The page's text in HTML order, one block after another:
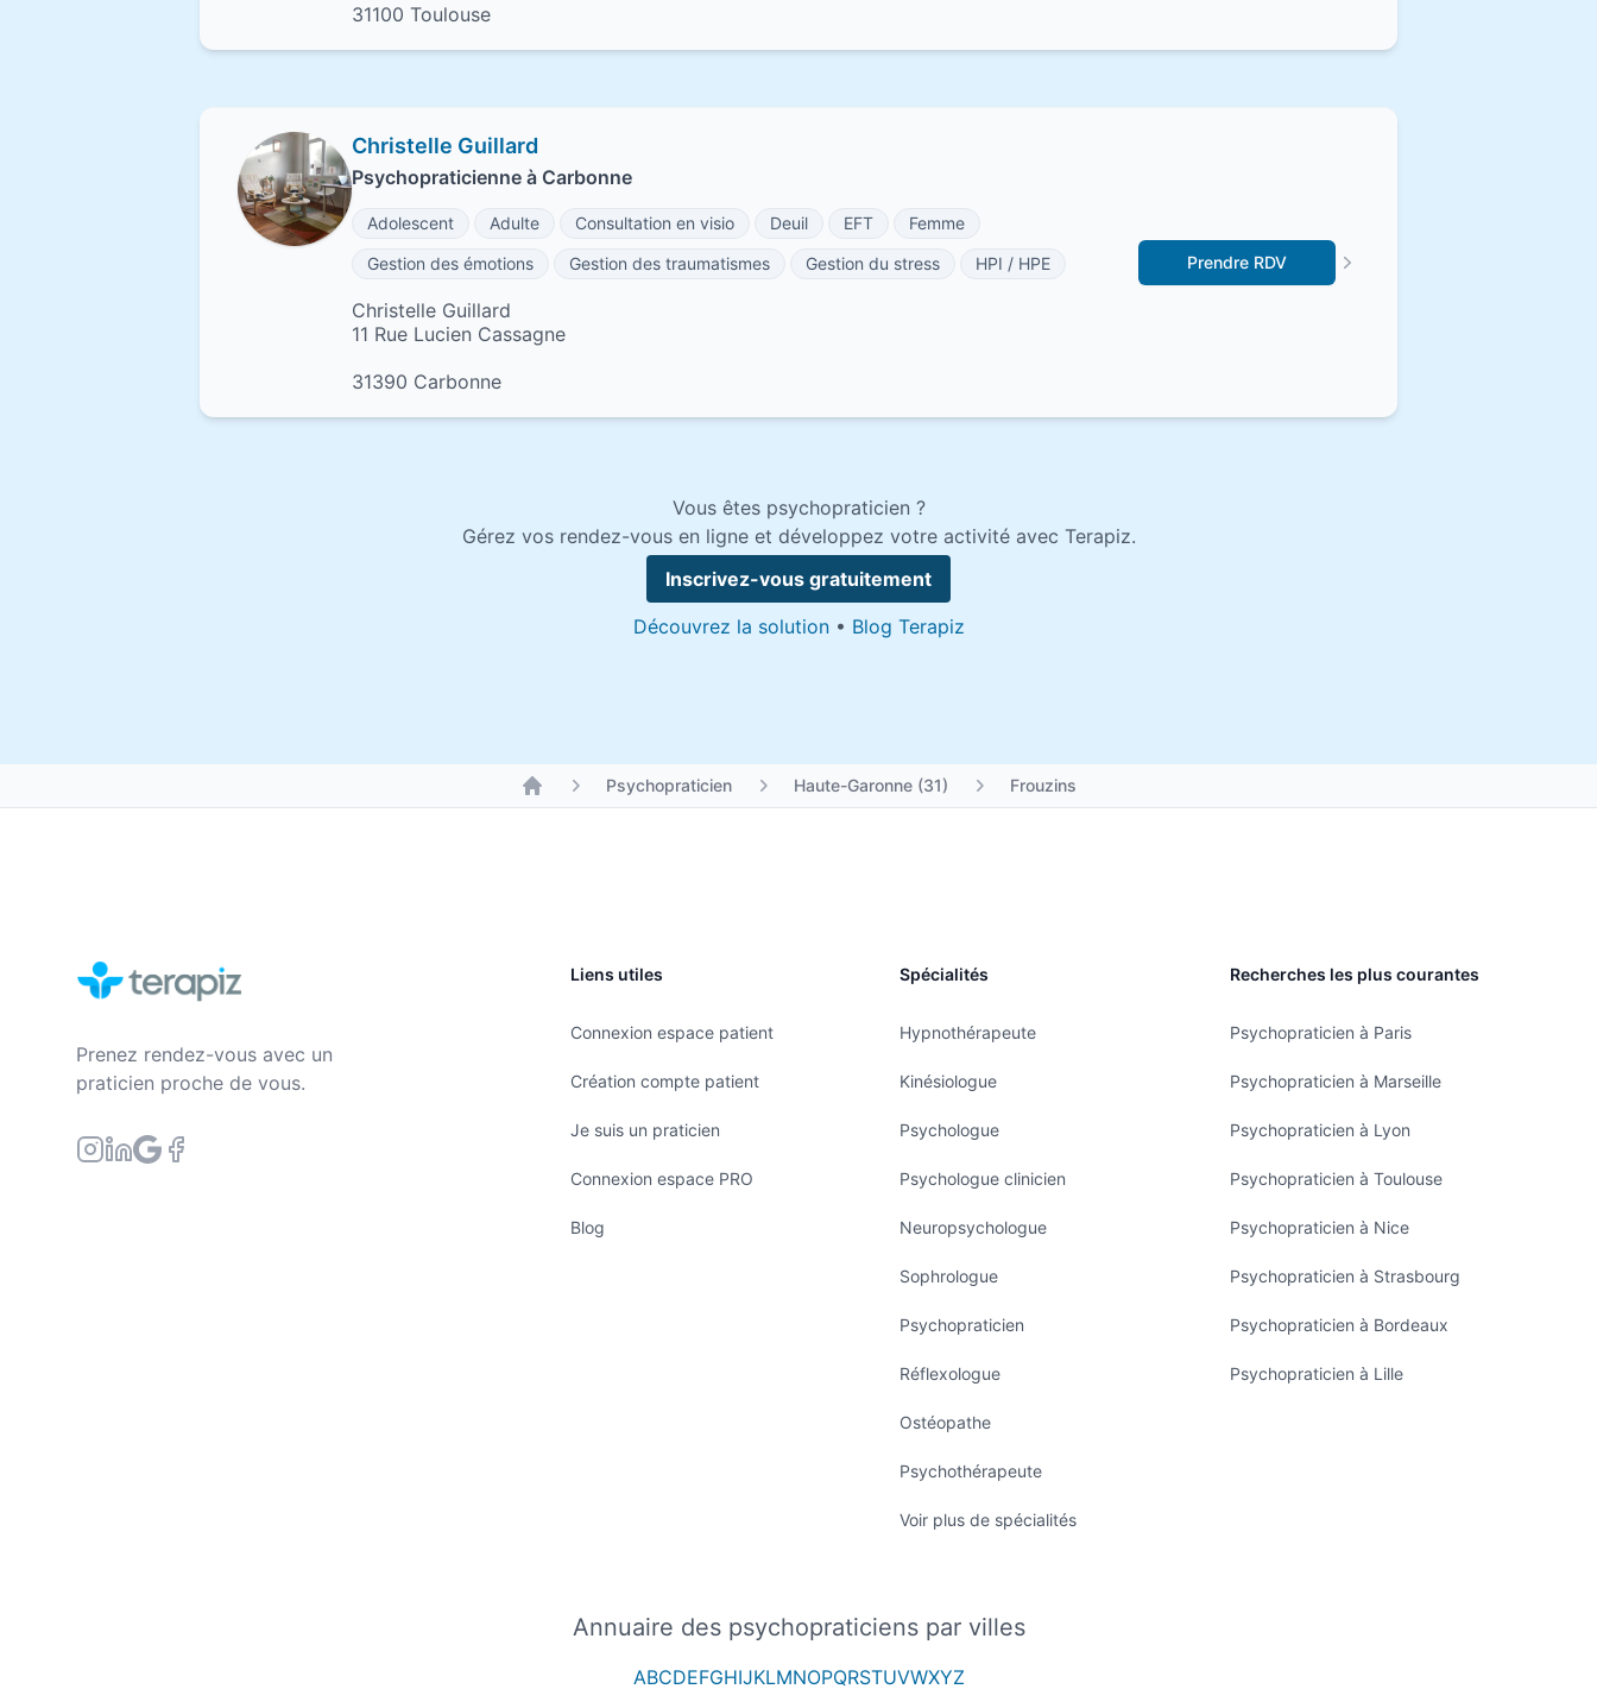
31100 Toulouse
Christelle Guillard
Psychopraticienne à Carbonne
Adolescent Adulte Consultation en visio Deuil EFT
Femme
Gestion des émotions
Gestion des traumatismes Gestion du stress HPI / HPE
Christelle Guillard
11 Rue Lucien Cassagne
31390 Carbonne
Prendre RDV
Vous êtes psychopraticien ?
Gérez vos rendez-vous en ligne et développez votre activité avec Terapiz.
Inscrivez-vous gratuitement
Découvrez la solution• Blog Terapiz
Psychopraticien Haute-Garonne (31) Frouzins
Prenez rendez-vous avec un
praticien proche de vous.
Liens utiles
Connexion espace patient
Création compte patient
Je suis un praticien
Connexion espace PRO
Blog
Spécialités
Hypnothérapeute
Kinésiologue
Psychologue
Psychologue clinicien
Neuropsychologue
Sophrologue
Psychopraticien
Réflexologue
Ostéopathe
Psychothérapeute
Voir plus de spécialités
Recherches les plus courantes
Psychopraticien à Paris
Psychopraticien à Marseille
Psychopraticien à Lyon
Psychopraticien à Toulouse
Psychopraticien à Nice
Psychopraticien à Strasbourg
Psychopraticien à Bordeaux
Psychopraticien à Lille
Annuaire des psychopraticiens par villes
ABCDEFGHIJKLMNOPQRSTUVWXYZ